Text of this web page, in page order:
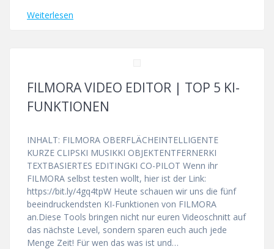
Weiterlesen
FILMORA VIDEO EDITOR | TOP 5 KI-
FUNKTIONEN
INHALT: FILMORA OBERFLÄCHEINTELLIGENTE
KURZE CLIPSKI MUSIKKI OBJEKTENTFERNERKI
TEXTBASIERTES EDITINGKI CO-PILOT Wenn ihr
FILMORA selbst testen wollt, hier ist der Link:
https://bit.ly/4gq4tpW Heute schauen wir uns die fünf
beeindruckendsten KI-Funktionen von FILMORA
an.Diese Tools bringen nicht nur euren Videoschnitt auf
das nächste Level, sondern sparen euch auch jede
Menge Zeit! Für wen das was ist und…